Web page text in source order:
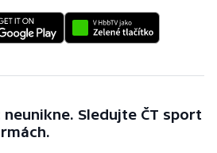
Sledujte ČT sport